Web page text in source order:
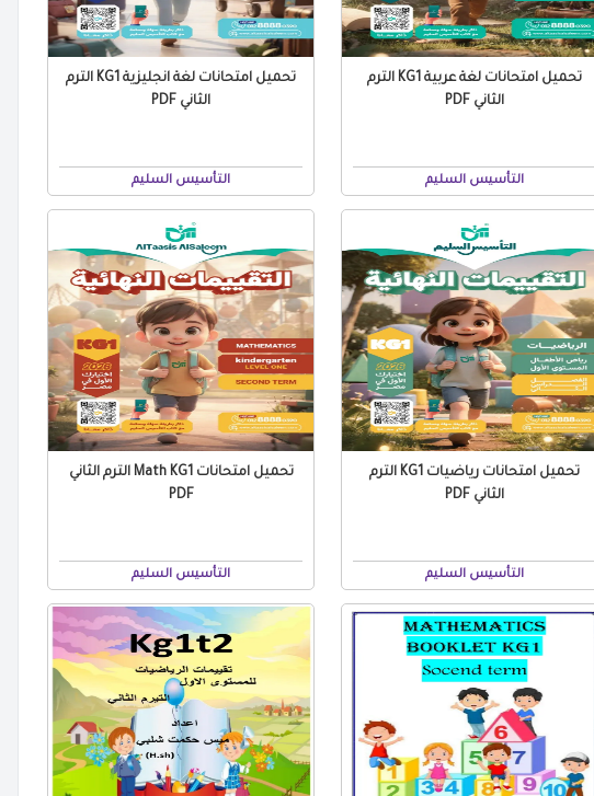
تحميل امتحانات لغة عربية KG1 الترم
الثاني PDF
التأسيس السليم
تحميل امتحانات لغة انجليزية KG1 الترم
الثاني PDF
التأسيس السليم
تحميل امتحانات رياضيات KG1 الترم
الثاني PDF
التأسيس السليم
تحميل امتحانات Math KG1 الترم الثاني
PDF
التأسيس السليم